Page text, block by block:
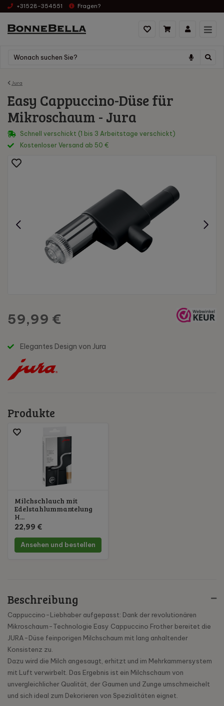
+31528-354551 Fragen?
Jura
Easy Cappuccino-Düse für
Mikroschaum - Jura
Elegantes Design von Jura
59,99 €
Schnell verschickt (1 bis 3 Arbeitstage verschickt)
Kostenloser Versand ab 50 €
Beschreibung
Cappuccino-Liebhaber aufgepasst: Dank der revolutionären
Mikroschaum-Technologie Easy Cappuccino Frother bereitet die
JURA-Düse feinporigen Milchschaum mit lang anhaltender
Konsistenz zu.
Dazu wird die Milch angesaugt, erhitzt und im Mehrkammersystem
mit Luft verwirbelt. Das Ergebnis ist ein Milchschaum von
unvergleichlicher Qualität, der Gaumen und Zunge umschmeichelt
und sich ideal zum Dekorieren von Spezialitäten eignet.
Produkte
Milchschlauch mit
Edelstahlummantelung
H...
22,99 €
Ansehen und bestellen